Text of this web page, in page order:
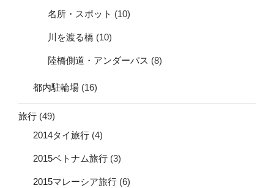
名所・スポット (10)
川を渡る橋 (10)
陸橋側道・アンダーパス (8)
都内駐輪場 (16)
旅行 (49)
2014タイ旅行 (4)
2015ベトナム旅行 (3)
2015マレーシア旅行 (6)